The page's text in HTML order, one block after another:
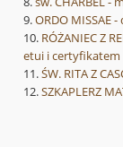
ORDO MISSAE
RÓŻANIEC Z
etui i certyfikatem
ŚW. RITA Z
SZKAPLERZ